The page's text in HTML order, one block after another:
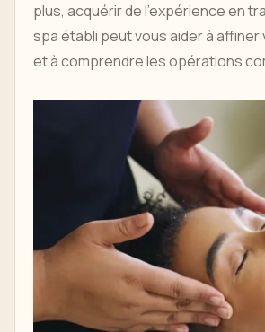
plus, acquérir de l'expérience en
spa établi peut vous aider à
et à comprendre les opérations